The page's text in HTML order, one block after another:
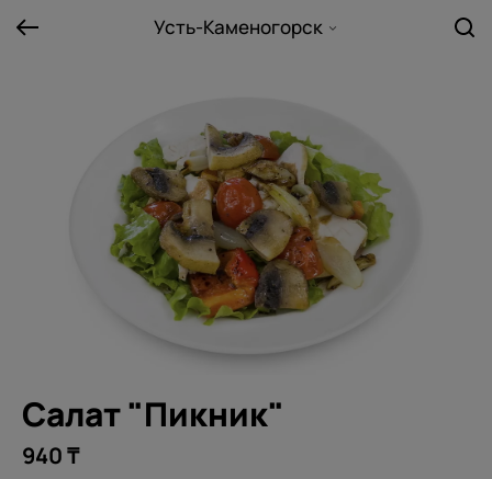
Усть-Каменогорск
Салат "Пикник"
940 ₸